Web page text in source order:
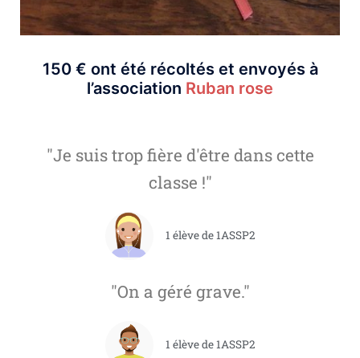
150 € ont été récoltés et envoyés à
l’association Ruban rose
"Je suis trop fière d'être dans cette
classe !"
1 élève de 1ASSP2
"On a géré grave."
1 élève de 1ASSP2